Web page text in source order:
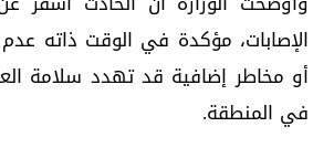
الإصابات، مؤكدة في الوقت ذاته
أو مخاطر إضافية قد تهدد سلامة
في المنطقة.